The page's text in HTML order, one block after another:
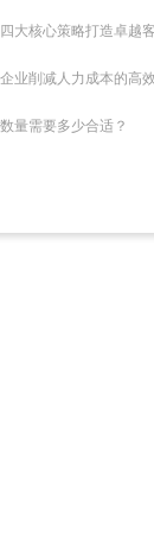
量需要多少合适？